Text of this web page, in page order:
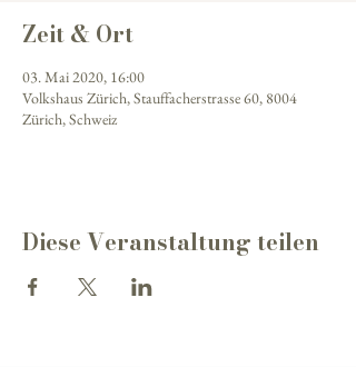
Zeit & Ort
03. Mai 2020, 16:00
Volkshaus Zürich, Stauffacherstrasse 60, 8004
Zürich, Schweiz
Diese Veranstaltung teilen